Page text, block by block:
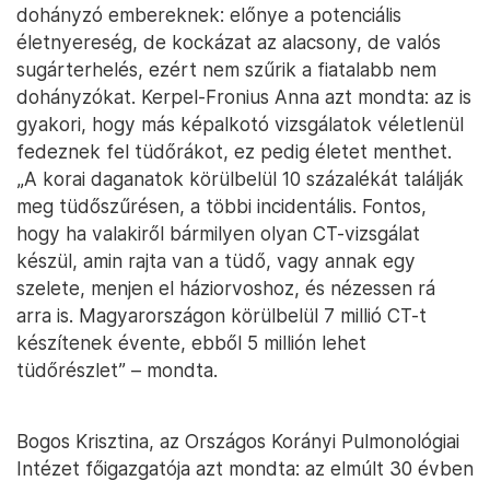
dohányzó embereknek: előnye a potenciális
életnyereség, de kockázat az alacsony, de valós
sugárterhelés, ezért nem szűrik a fiatalabb nem
dohányzókat. Kerpel-Fronius Anna azt mondta: az is
gyakori, hogy más képalkotó vizsgálatok véletlenül
fedeznek fel tüdőrákot, ez pedig életet menthet.
„A korai daganatok körülbelül 10 százalékát találják
meg tüdőszűrésen, a többi incidentális. Fontos,
hogy ha valakiről bármilyen olyan CT-vizsgálat
készül, amin rajta van a tüdő, vagy annak egy
szelete, menjen el háziorvoshoz, és nézessen rá
arra is. Magyarországon körülbelül 7 millió CT-t
készítenek évente, ebből 5 millión lehet
tüdőrészlet” – mondta.
Bogos Krisztina, az Országos Korányi Pulmonológiai
Intézet főigazgatója azt mondta: az elmúlt 30 évben